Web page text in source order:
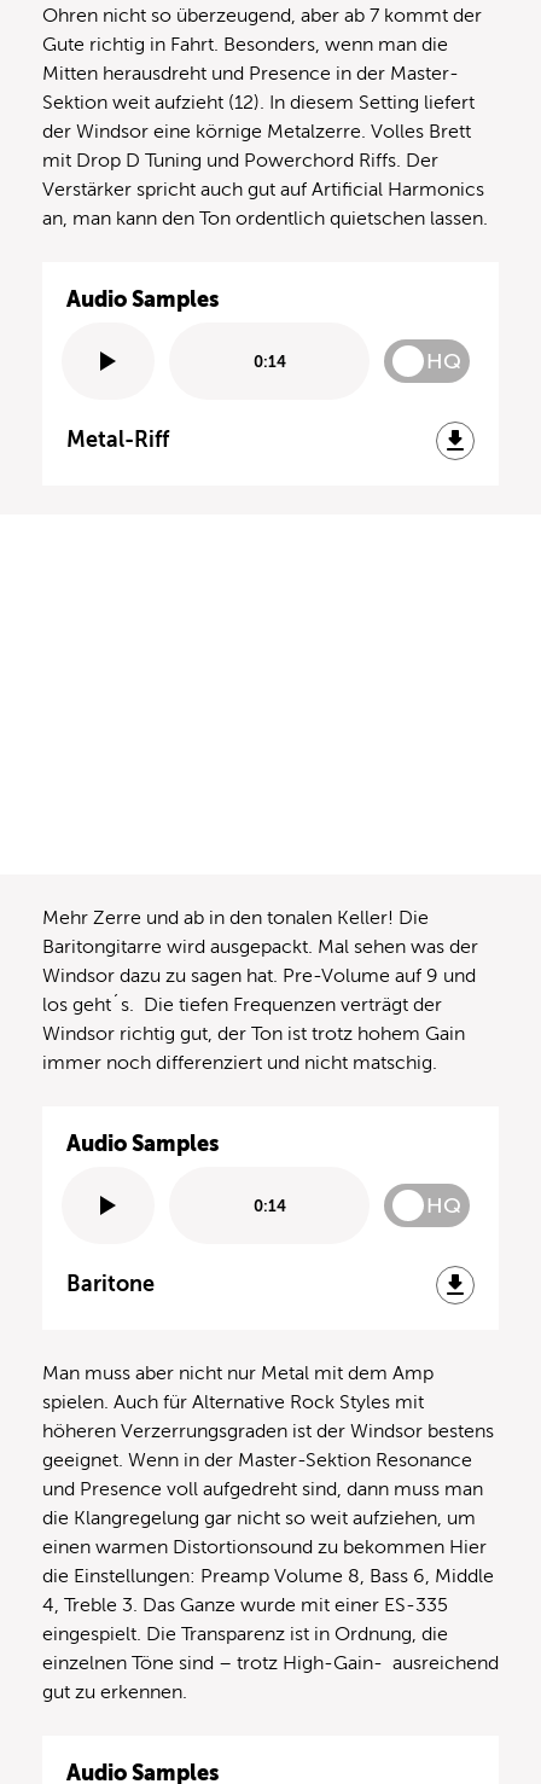
Ohren nicht so überzeugend, aber ab 7 kommt der
Gute richtig in Fahrt. Besonders, wenn man die
Mitten herausdreht und Presence in der Master-
Sektion weit aufzieht (12). In diesem Setting liefert
der Windsor eine körnige Metalzerre. Volles Brett
mit Drop D Tuning und Powerchord Riffs. Der
Verstärker spricht auch gut auf Artificial Harmonics
an, man kann den Ton ordentlich quietschen lassen.
Audio Samples
0:14 HQ
Metal-Riff
Mehr Zerre und ab in den tonalen Keller! Die
Baritongitarre wird ausgepackt. Mal sehen was der
Windsor dazu zu sagen hat. Pre-Volume auf 9 und
los geht´s. Die tiefen Frequenzen verträgt der
Windsor richtig gut, der Ton ist trotz hohem Gain
immer noch differenziert und nicht matschig.
Audio Samples
0:14 HQ
Baritone
Man muss aber nicht nur Metal mit dem Amp
spielen. Auch für Alternative Rock Styles mit
höheren Verzerrungsgraden ist der Windsor bestens
geeignet. Wenn in der Master-Sektion Resonance
und Presence voll aufgedreht sind, dann muss man
die Klangregelung gar nicht so weit aufziehen, um
einen warmen Distortionsound zu bekommen Hier
die Einstellungen: Preamp Volume 8, Bass 6, Middle
4, Treble 3. Das Ganze wurde mit einer ES-335
eingespielt. Die Transparenz ist in Ordnung, die
einzelnen Töne sind – trotz High-Gain- ausreichend
gut zu erkennen.
Audio Samples